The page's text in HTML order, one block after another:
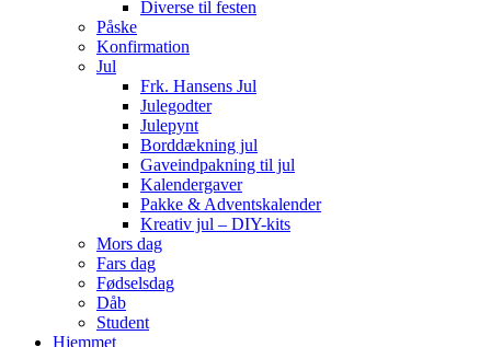
Diverse til festen
Påske
Konfirmation
Jul
Frk. Hansens Jul
Julegodter
Julepynt
Borddækning jul
Gaveindpakning til jul
Kalendergaver
Pakke & Adventskalender
Kreativ jul – DIY-kits
Mors dag
Fars dag
Fødselsdag
Dåb
Student
Hjemmet